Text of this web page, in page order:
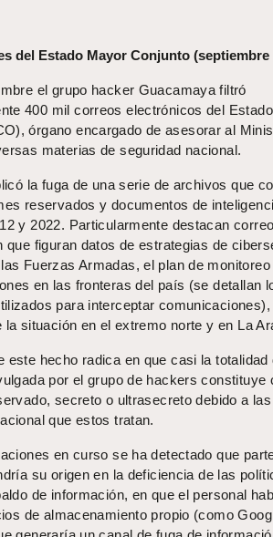
del Estado Mayor Conjunto (septiembre
el grupo hacker Guacamaya filtró
400 mil correos electrónicos del
órgano encargado de asesorar al
materias de seguridad nacional.
la fuga de una serie de archivos que
reservados y documentos de
y 2022. Particularmente destacan
que figuran datos de estrategias de
Fuerzas Armadas, el plan de
en las fronteras del país (se detallan
para interceptar comunicaciones),
la situación en el extremo norte y en La
este hecho radica en que casi la totalidad
por el grupo de hackers constituye
secreto o ultrasecreto debido a
que estos tratan.
en curso se ha detectado que
su origen en la deficiencia de las
de información, en que el personal
de almacenamiento propio (como